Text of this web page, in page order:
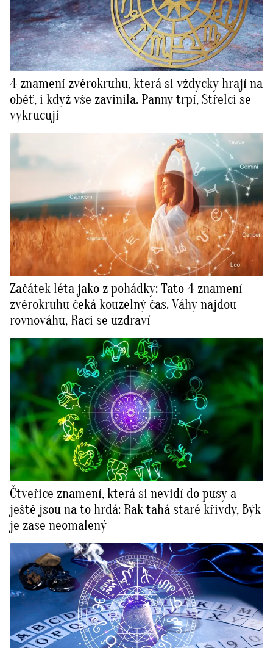
4 znamení zvěrokruhu, která si vždycky hrají na
oběť, i když vše zavinila. Panny trpí, Střelci se
vykrucují
Začátek léta jako z pohádky: Tato 4 znamení
zvěrokruhu čeká kouzelný čas. Váhy najdou
rovnováhu, Raci se uzdraví
Čtveřice znamení, která si nevidí do pusy a
ještě jsou na to hrdá: Rak tahá staré křivdy, Býk
je zase neomalený